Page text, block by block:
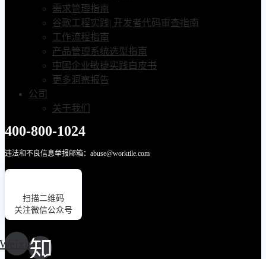
需求管理指南
谷歌工程实践| 开发者代码审查指南
工作流程指南
产品管理系统选型指南
中国企业敏捷实践白皮书
更多洞察报告
公司
关于我们
400-800-1024
违法和不良信息举报邮箱：abuse@worktile.com
扫描二维码
关注微信公众号
Weixin